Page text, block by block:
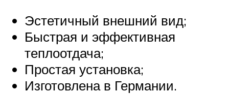
Эстетичный внешний вид;
Быстрая и эффективная
теплоотдача;
Простая установка;
Изготовлена в Германии.